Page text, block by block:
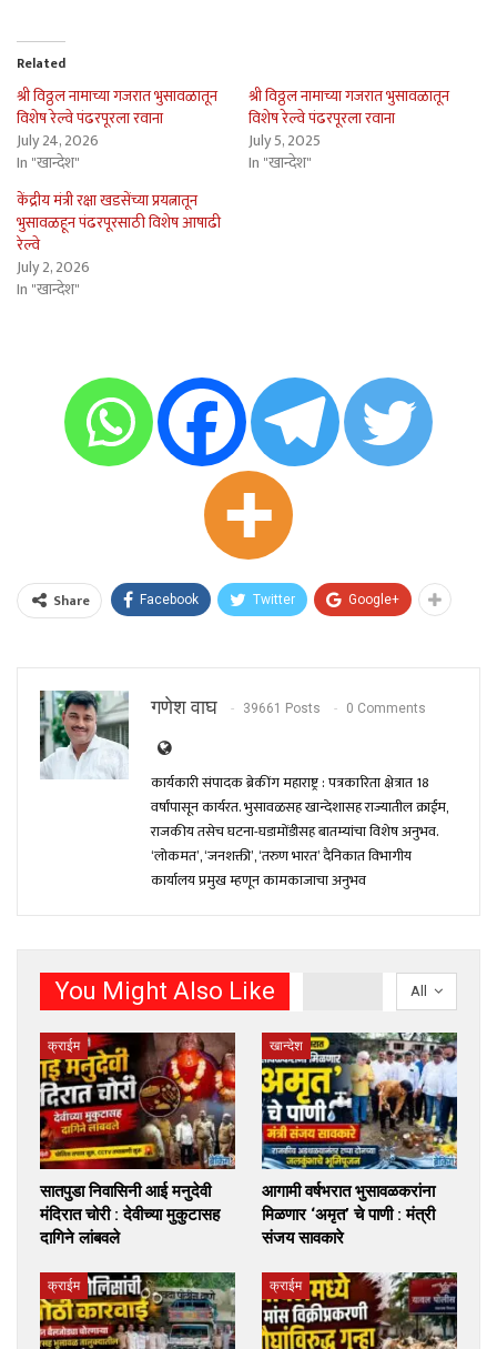
Related
श्री विठ्ठल नामाच्या गजरात भुसावळातून
विशेष रेल्वे पंढरपूरला रवाना
July 24, 2026
In "खान्देश"
श्री विठ्ठल नामाच्या गजरात भुसावळातून
विशेष रेल्वे पंढरपूरला रवाना
July 5, 2025
In "खान्देश"
केंद्रीय मंत्री रक्षा खडसेंच्या प्रयत्नातून
भुसावळहून पंढरपूरसाठी विशेष आषाढी
रेल्वे
July 2, 2026
In "खान्देश"
Share Facebook Twitter Google+
गणेश वाघ 39661 Posts 0 Comments
कार्यकारी संपादक ब्रेकींग महाराष्ट्र : पत्रकारिता क्षेत्रात 18
वर्षांपासून कार्यरत. भुसावळसह खान्देशासह राज्यातील क्राईम,
राजकीय तसेच घटना-घडामोंडीसह बातम्यांचा विशेष अनुभव.
‘लोकमत’, ‘जनशक्ती’, ‘तरुण भारत’ दैनिकात विभागीय
कार्यालय प्रमुख म्हणून कामकाजाचा अनुभव
All
You Might Also Like
क्राईम
सातपुडा निवासिनी आई मनुदेवी
मंदिरात चोरी : देवीच्या मुकुटासह
दागिने लांबवले
खान्देश
आगामी वर्षभरात भुसावळकरांना
मिळणार ‘अमृत’ चे पाणी : मंत्री
संजय सावकारे
क्राईम क्राईम